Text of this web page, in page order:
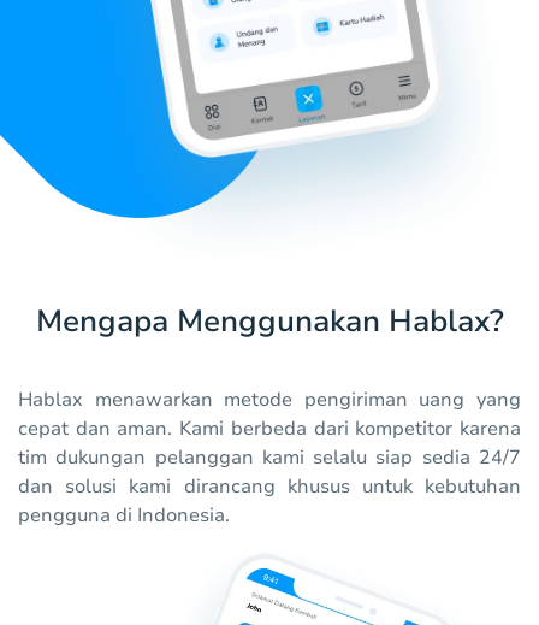
Mengapa Menggunakan Hablax?
Hablax menawarkan metode pengiriman uang yang
cepat dan aman. Kami berbeda dari kompetitor karena
tim dukungan pelanggan kami selalu siap sedia 24/7
dan solusi kami dirancang khusus untuk kebutuhan
pengguna di Indonesia.